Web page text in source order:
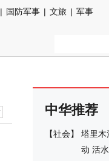
| 国防军事 | 文旅 | 军事
中华推荐
【社会】
塔里木
动 活